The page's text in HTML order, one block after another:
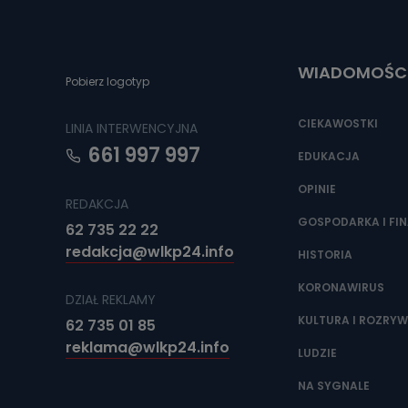
Jakie
źródeł
adres
Jak
Pobierz logotyp
LINIA INTERWENCYJNA
661 997 997
REDAKCJA
62 735 22 22
redakcja@wlkp24.info
DZIAŁ REKLAMY
62 735 01 85
reklama@wlkp24.info
CIEKAWOSTKI
EDUKACJA
OPINIE
GOSPODARKA I
HISTORIA
KORONAWIRUS
KULTURA I
LUDZIE
NA SYGNALE